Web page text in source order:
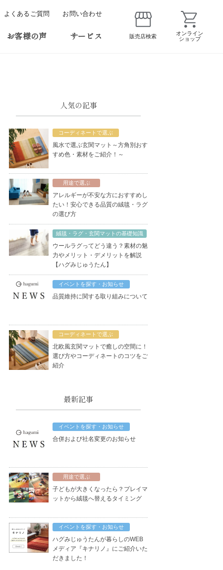
お客様の声 サービス
よくあるご質問 お問い合わせ
販売店検索
オンライン
ショップ
人気の記事
コーディネートで選ぶ
風水で選ぶ玄関マット～方角別おす
すめ色・素材をご紹介！～
用途で選ぶ
アレルギーが不安な方におすすめし
たい！安心できる品質の絨毯・ラグ
の選び方
絨毯・ラグ・玄関マットの基礎知識
ウールラグってどう違う？素材の魅
力やメリット・デメリットを解説
【ハグみじゅうたん】
イベントを探す・お知らせ
品質維持に関する取り組みについて
コーディネートで選ぶ
北欧風玄関マットで癒しの空間に！
選び方やコーディネートのコツをご
紹介
最新記事
イベントを探す・お知らせ
合併および社名変更のお知らせ
用途で選ぶ
子どもが大きくなったら？プレイマ
ットから絨毯へ替えるタイミング
イベントを探す・お知らせ
ハグみじゅうたんが暮らしのWEB
メディア『キナリノ』にご紹介いた
だきました！